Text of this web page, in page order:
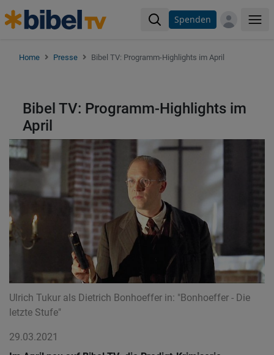
Spenden
Home Presse Bibel TV: Programm-Highlights im April
Bibel TV: Programm-Highlights im
April
Ulrich Tukur als Dietrich Bonhoeffer in: "Bonhoeffer - Die
letzte Stufe"
29.03.2021